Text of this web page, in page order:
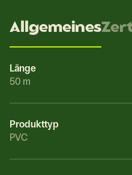
Allgemeines
Länge
50 m
Produkttyp
PVC